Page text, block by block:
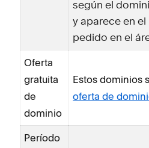
según el
y aparece en
pedido en el
Oferta
gratuita
de
dominio
Estos dominios
oferta de
Período